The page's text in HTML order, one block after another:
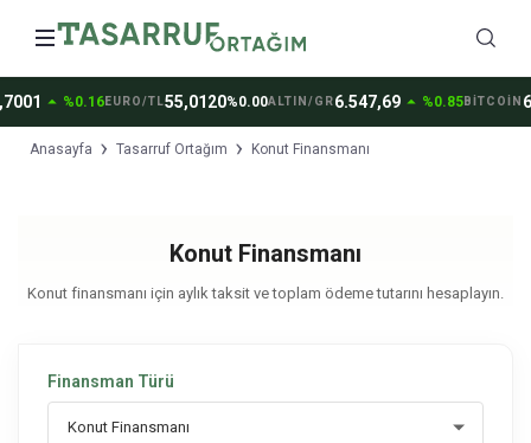
arrow_drop_up %0.16EURO/TL55,0120%0.00ALTIN/GR6.547,69arrow_drop_up %0.85BİTCOİN
Anasayfa Tasarruf Ortağım Konut Finansmanı
Konut Finansmanı
Konut finansmanı için aylık taksit ve toplam ödeme tutarını hesaplayın.
Finansman Türü